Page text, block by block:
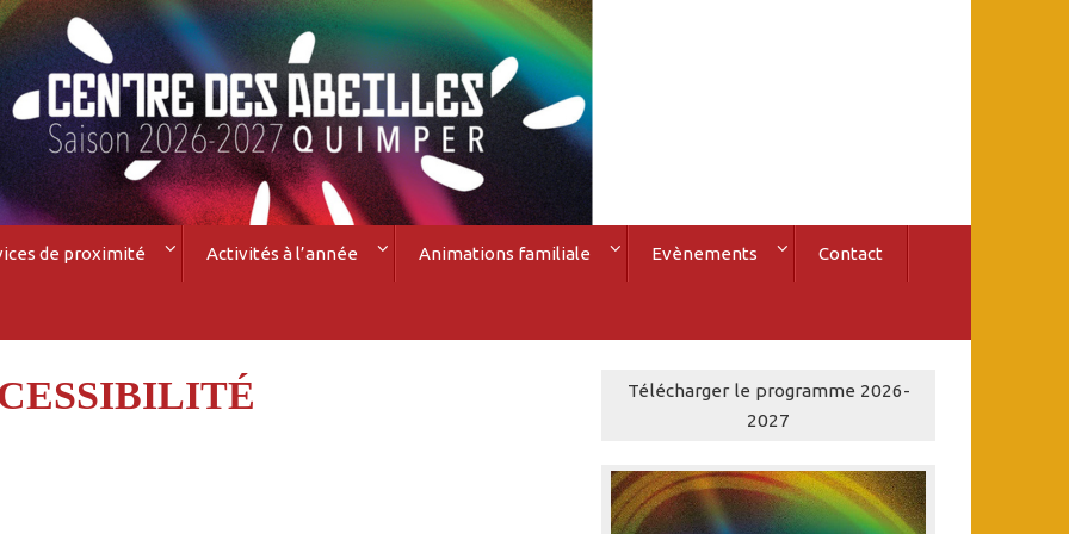
de proximité Activités à l’année Animations familiale Evènements Contact
Télécharger le programme 2026-
2027